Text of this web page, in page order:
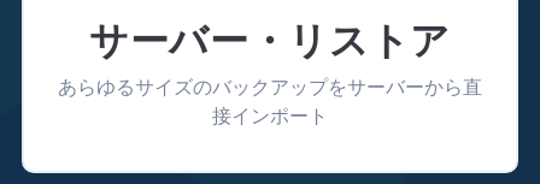
サーバー・リストア
あらゆるサイズのバックアップをサーバーから直
接インポート